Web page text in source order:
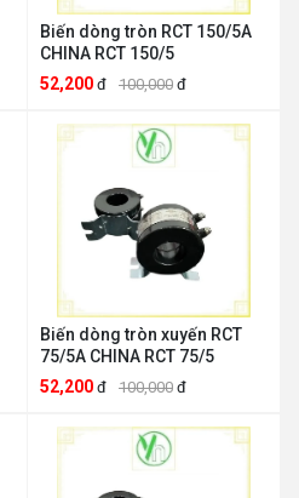
Biến dòng tròn RCT 150/5A
CHINA RCT 150/5
52,200 đ 100,000 đ
Biến dòng tròn xuyến RCT
75/5A CHINA RCT 75/5
52,200 đ 100,000 đ